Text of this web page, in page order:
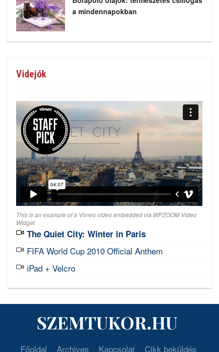
a mindennapokban
Videjók
This is an example of a Vimeo video embedded via WPZOOM Video
Widget
The Quiet City: Winter in Paris
FIFA World Cup 2010 Official Anthem
iPad + Velcro
SZEMTUKOR.HU
Főoldal Archives Kapcsolat Cikk beküldés